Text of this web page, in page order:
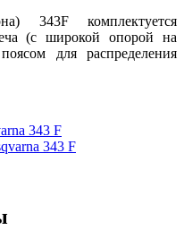
343F комплектуется
(с широкой опорой на
для распределения
343 F